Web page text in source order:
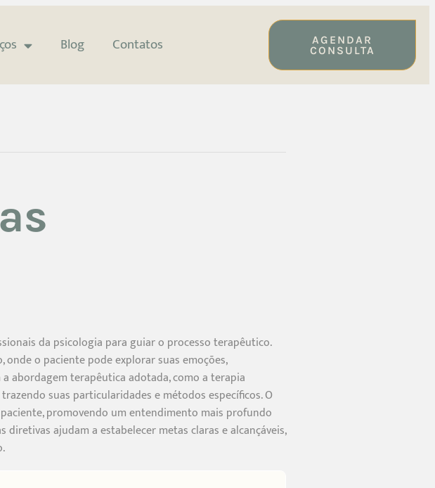
Blog Contatos AGENDAR
CONSULTA
da psicologia para guiar o processo terapêutico.
o paciente pode explorar suas emoções,
abordagem terapêutica adotada, como a terapia
suas particularidades e métodos específicos. O
promovendo um entendimento mais profundo
ajudam a estabelecer metas claras e alcançáveis,